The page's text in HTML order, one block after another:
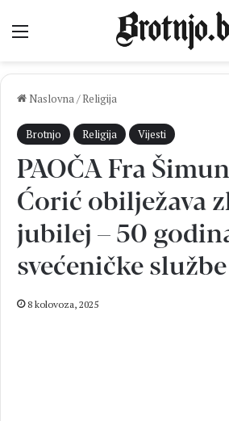
Izbornik
Naslovna/ Religija
Brotnjo Religija Vijesti
PAOČA Fra
Ćorić obilježava
jubilej – 50
svećeničke službe
8 kolovoza, 2025